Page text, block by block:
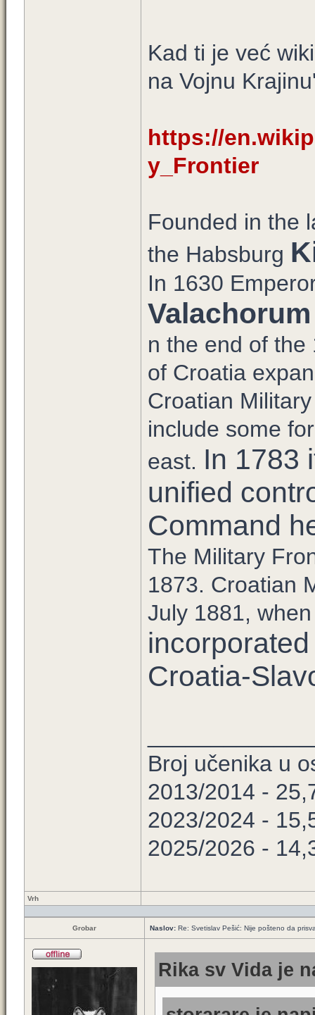
Kad ti je već
na Vojnu
https://
y_Frontier
Founded in the
the Habsburg
In 1630
Valachorum
n the end of the
of Croatia
Croatian
include some
east. In 1783
unified
Command
The Military
1873. Croatian
July 1881,
Croatia-
Broj učenika u
2013/2014 -
2023/2024 -
2025/2026 -
Vrh
Grobar Naslov: Re: Svetislav Pešić: Nije pošteno da
Rika sv Vida je